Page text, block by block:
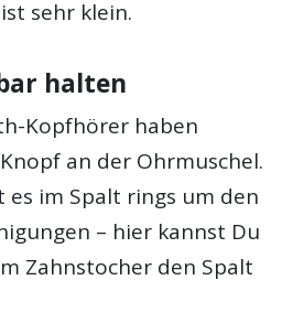
sehr klein.
halten
Kopfhörer haben
an der Ohrmuschel.
im Spalt rings um den
– hier kannst Du
Zahnstocher den Spalt